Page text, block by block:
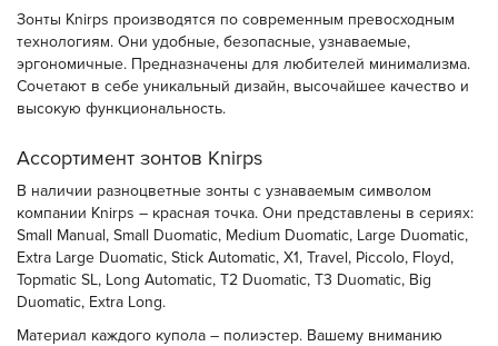
Зонты Knirps производятся по современным превосходным
технологиям. Они удобные, безопасные, узнаваемые,
эргономичные. Предназначены для любителей минимализма.
Сочетают в себе уникальный дизайн, высочайшее качество и
высокую функциональность.
Ассортимент зонтов Knirps
В наличии разноцветные зонты с узнаваемым символом
компании Knirps – красная точка. Они представлены в сериях:
Small Manual, Small Duomatic, Medium Duomatic, Large Duomatic,
Extra Large Duomatic, Stick Automatic, X1, Travel, Piccolo, Floyd,
Topmatic SL, Long Automatic, T2 Duomatic, T3 Duomatic, Big
Duomatic, Extra Long.
Материал каждого купола – полиэстер. Вашему вниманию